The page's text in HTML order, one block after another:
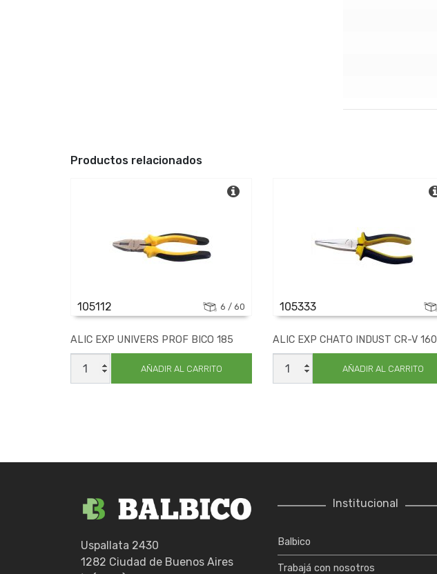
Productos relacionados
105112 6 / 60
ALIC EXP UNIVERS PROF BICO 185
ALIC
EXP
UNIVERS
AÑADIR AL CARRITO
105333
ALIC EXP CHATO INDUST CR-V 160
ALIC
EXP
CHATO
AÑADIR AL CARRITO
Uspallata 2430
1282 Ciudad de Buenos Aires
Institucional
Balbico
Trabajá con nosotros